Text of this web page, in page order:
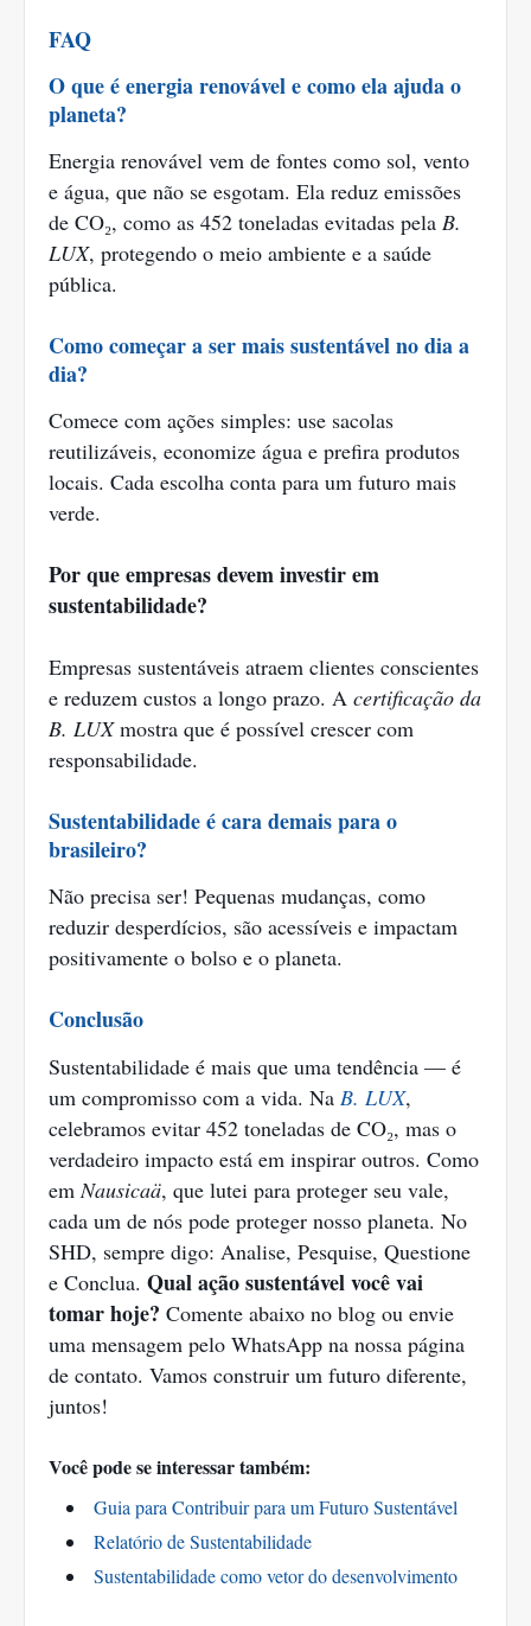
FAQ
O que é energia renovável e como ela ajuda o
planeta?
Energia renovável vem de fontes como sol, vento
e água, que não se esgotam. Ela reduz emissões
de CO₂, como as 452 toneladas evitadas pela B.
LUX, protegendo o meio ambiente e a saúde
pública.
Como começar a ser mais sustentável no dia a
dia?
Comece com ações simples: use sacolas
reutilizáveis, economize água e prefira produtos
locais. Cada escolha conta para um futuro mais
verde.
Por que empresas devem investir em
sustentabilidade?
Empresas sustentáveis atraem clientes conscientes
e reduzem custos a longo prazo. A certificação da
B. LUXmostra que é possível crescer com
responsabilidade.
Sustentabilidade é cara demais para o
brasileiro?
Não precisa ser! Pequenas mudanças, como
reduzir desperdícios, são acessíveis e impactam
positivamente o bolso e o planeta.
Conclusão
Sustentabilidade é mais que uma tendência — é
um compromisso com a vida. Na B. LUX,
celebramos evitar 452 toneladas de CO₂, mas o
verdadeiro impacto está em inspirar outros. Como
emNausicaä, que lutei para proteger seu vale,
cada um de nós pode proteger nosso planeta. No
SHD, sempre digo: Analise, Pesquise, Questione
e Conclua. Qual ação sustentável você vai
tomar hoje? Comente abaixo no blog ou envie
uma mensagem pelo WhatsApp na nossa página
de contato. Vamos construir um futuro diferente,
juntos!
Você pode se interessar também:
Guia para Contribuir para um Futuro Sustentável
Relatório de Sustentabilidade
Sustentabilidade como vetor do desenvolvimento